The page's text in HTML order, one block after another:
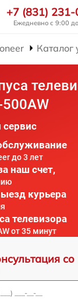
+7 (831)
Ежедневно с 9:00
Каталог
500AW
до 3 лет
наш счет,
курьера
телевизора
от 35 минут
со